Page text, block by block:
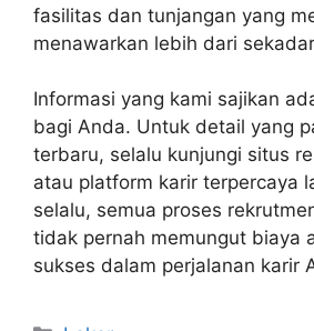
fasilitas dan tunjangan yang
menawarkan lebih dari
Informasi yang kami sajikan
bagi Anda. Untuk detail yang
terbaru, selalu kunjungi situs
atau platform karir terpercaya
selalu, semua proses
tidak pernah memungut biaya
sukses dalam perjalanan karir